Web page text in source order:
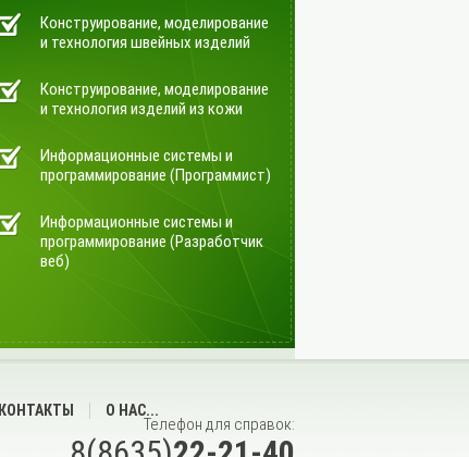
Конструирование, моделирование
и технология швейных изделий
Конструирование, моделирование
и технология изделий из кожи
Информационные системы и
программирование (Программист)
Информационные системы и
программирование (Разработчик
веб)
КОНТАКТЫ О НАС...
Телефон для справок: